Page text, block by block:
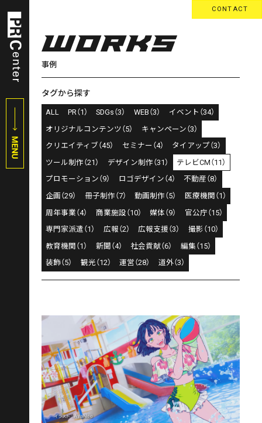
CONTACT
事例
タグから探す
ALL PR（1） SDGs（3） WEB（3）
イベント（34）
オリジナルコンテンツ（5）
キャンペーン（3）
クリエイティブ（45）
セミナー（4）
タイアップ（3）
ツール制作（21）
デザイン制作（31）
テレビCM（11）
プロモーション（9）
ロゴデザイン（4）
不動産（8）
企画（29）
冊子制作（7） 動画制作（5）
医療機関（1）
周年事業（4）
商業施設（10） 媒体（9）
官公庁（15）
専門家派遣（1）
広報（2） 広報支援（3）
撮影（10）
教育機関（1）
新聞（4） 社会貢献（6）
編集（15）
装飾（5）
観光（12） 運営（28） 道外（3）